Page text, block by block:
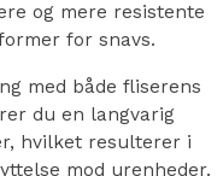
og mere resistente
for snavs.
med både fliserens
du en langvarig
hvilket resulterer i
mod urenheder.